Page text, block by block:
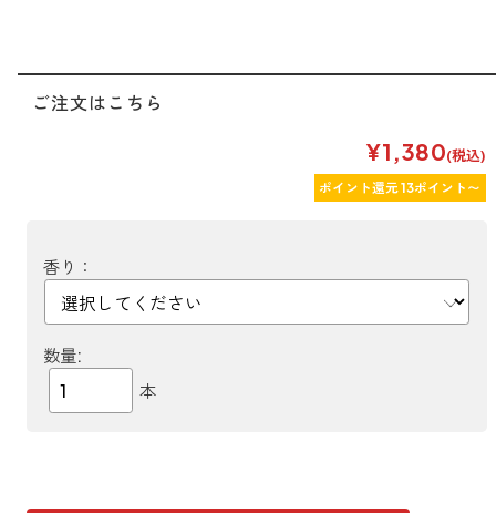
ご注文はこちら
¥1,380(税込)
ポイント還元 13ポイント〜
香り：
数量:
本